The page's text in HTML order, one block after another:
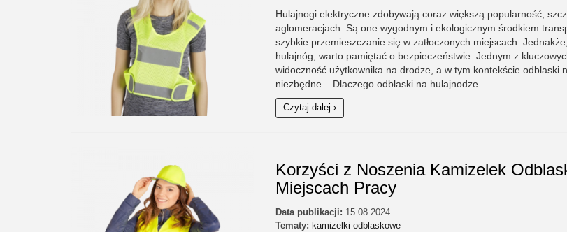
Hulajnogi elektryczne zdobywają coraz większą popularność,
aglomeracjach. Są one wygodnym i ekologicznym środkiem
szybkie przemieszczanie się w zatłoczonych miejscach.
hulajnóg, warto pamiętać o bezpieczeństwie. Jednym z
widoczność użytkownika na drodze, a w tym kontekście odblaski
niezbędne. Dlaczego odblaski na hulajnodze...
Czytaj dalej ›
Korzyści z Noszenia Kamizelek
Miejscach Pracy
Data publikacji: 15.08.2024
Tematy: kamizelki odblaskowe